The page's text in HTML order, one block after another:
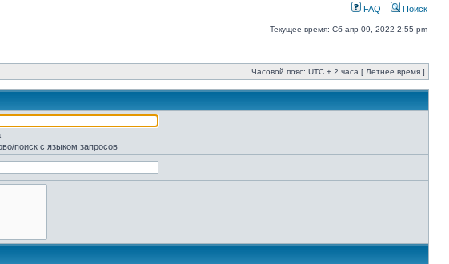
FAQ Поиск
Текущее время: Сб апр 09, 2022 2:55 pm
Часовой пояс: UTC + 2 часа [ Летнее время ]
поиск с языком запросов